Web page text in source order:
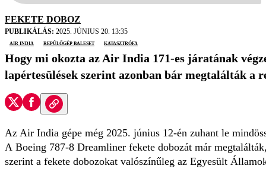
FEKETE DOBOZ
PUBLIKÁLÁS: 2025. JÚNIUS 20. 13:35
Air India
repülőgép baleset katasztrófa
Hogy mi okozta az Air India 171-es járatának
lapértesülések szerint azonban bár megtalálták a
Az Air India gépe még 2025. június 12-én zuhant le
A Boeing 787-8 Dreamliner fekete dobozát már
szerint a fekete dobozokat valószínűleg az Egyesült